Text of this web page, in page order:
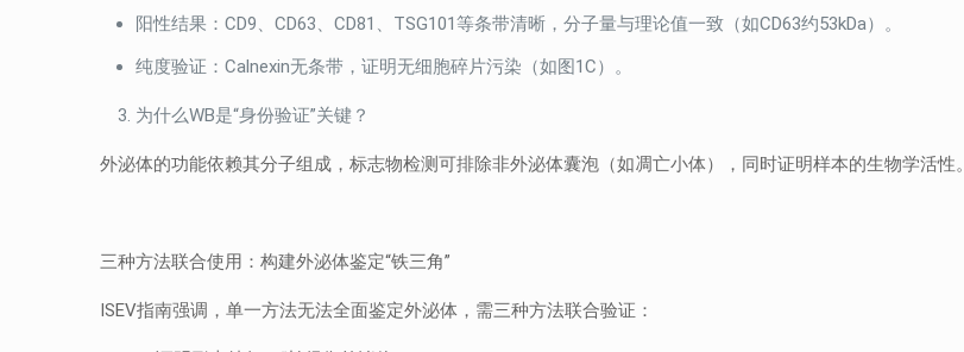
阳性结果：CD9、CD63、CD81、TSG101等条带清晰，分子量与理论值一致（如CD63约53kDa）。
纯度验证：Calnexin无条带，证明无细胞碎片污染（如图1C）。
为什么WB是“身份验证”关键？
外泌体的功能依赖其分子组成，标志物检测可排除非外泌体囊泡（如凋亡小体），同时证明样本的生物学活性。
三种方法联合使用：构建外泌体鉴定“铁三角”
ISEV指南强调，单一方法无法全面鉴定外泌体，需三种方法联合验证：